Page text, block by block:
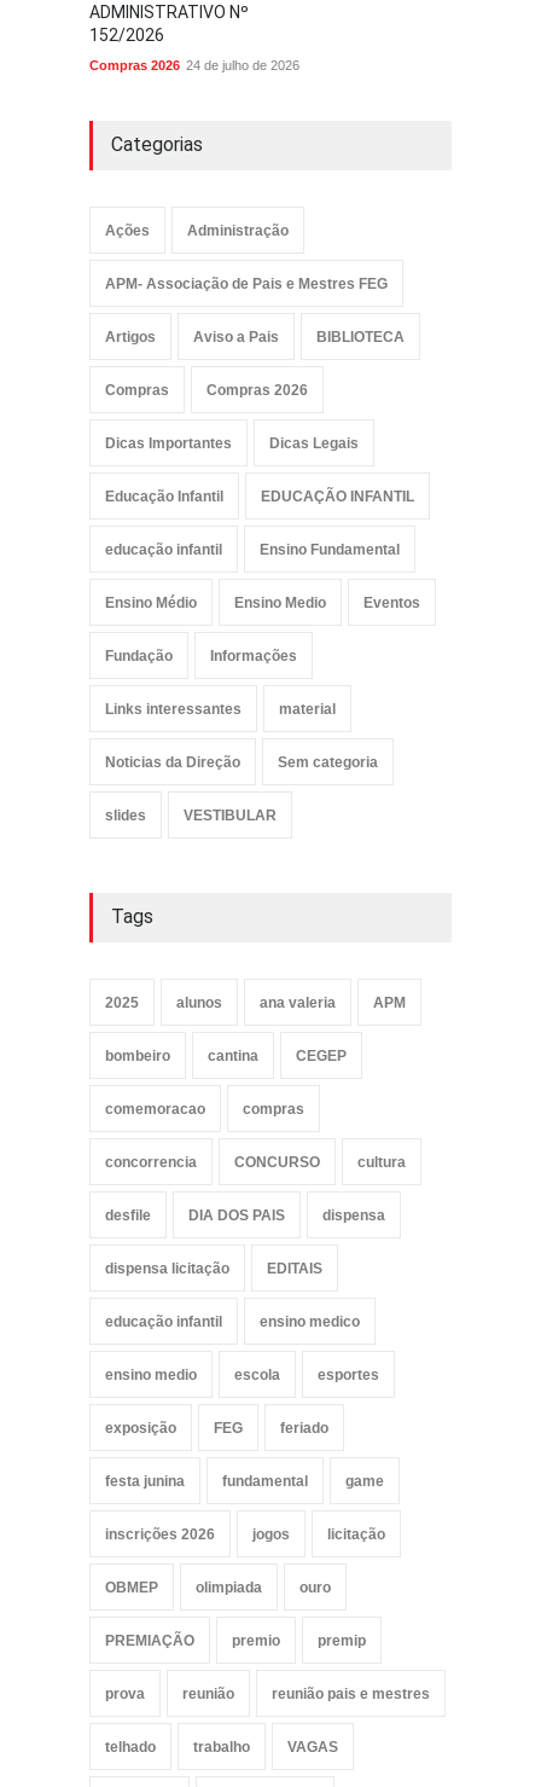
ADMINISTRATIVO Nº
152/2026
Compras 2026 24 de julho de 2026
Categorias
Ações Administração
APM- Associação de Pais e Mestres FEG
Artigos Aviso a Pais BIBLIOTECA
Compras Compras 2026
Dicas Importantes Dicas Legais
Educação Infantil EDUCAÇÃO INFANTIL
educação infantil Ensino Fundamental
Ensino Médio Ensino Medio Eventos
Fundação Informações
Links interessantes material
Noticias da Direção Sem categoria
slides VESTIBULAR
Tags
2025 alunos ana valeria APM
bombeiro cantina CEGEP
comemoracao compras
concorrencia CONCURSO cultura
desfile DIA DOS PAIS dispensa
dispensa licitação EDITAIS
educação infantil ensino medico
ensino medio escola esportes
exposição FEG feriado
festa junina fundamental game
inscrições 2026 jogos licitação
OBMEP olimpiada ouro
PREMIAÇÃO premio premip
prova reunião reunião pais e mestres
telhado trabalho VAGAS